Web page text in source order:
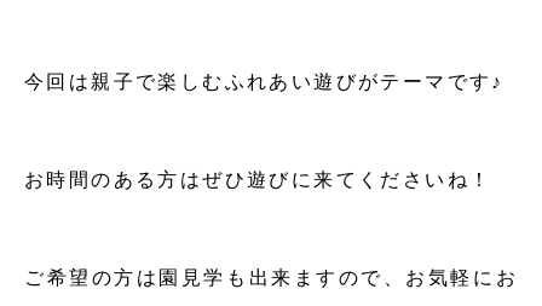
今回は親子で楽しむふれあい遊びがテーマです♪
お時間のある方はぜひ遊びに来てくださいね！
ご希望の方は園見学も出来ますので、お気軽にお